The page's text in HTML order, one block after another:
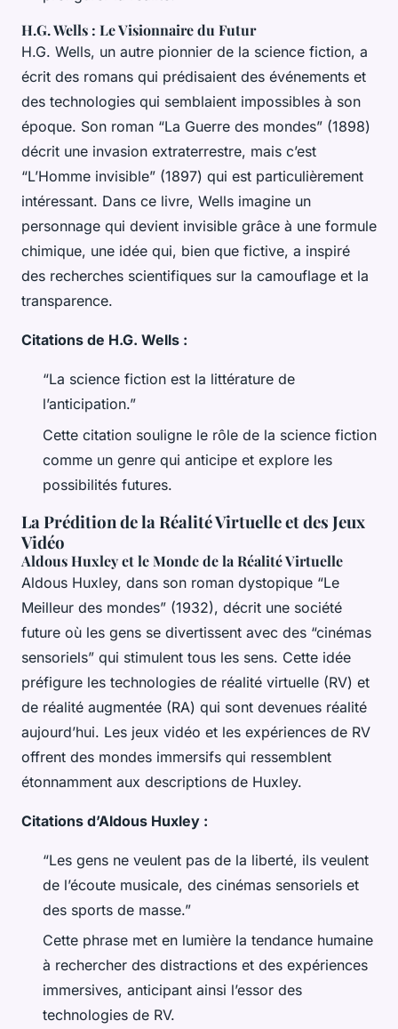
H.G. Wells : Le Visionnaire du Futur
H.G. Wells, un autre pionnier de la science fiction, a
écrit des romans qui prédisaient des événements et
des technologies qui semblaient impossibles à son
époque. Son roman “La Guerre des mondes” (1898)
décrit une invasion extraterrestre, mais c’est
“L’Homme invisible” (1897) qui est particulièrement
intéressant. Dans ce livre, Wells imagine un
personnage qui devient invisible grâce à une formule
chimique, une idée qui, bien que fictive, a inspiré
des recherches scientifiques sur la camouflage et la
transparence.
Citations de H.G. Wells :
“La science fiction est la littérature de
l’anticipation.”
Cette citation souligne le rôle de la science fiction
comme un genre qui anticipe et explore les
possibilités futures.
La Prédition de la Réalité Virtuelle et des Jeux
Vidéo
Aldous Huxley et le Monde de la Réalité Virtuelle
Aldous Huxley, dans son roman dystopique “Le
Meilleur des mondes” (1932), décrit une société
future où les gens se divertissent avec des “cinémas
sensoriels” qui stimulent tous les sens. Cette idée
préfigure les technologies de réalité virtuelle (RV) et
de réalité augmentée (RA) qui sont devenues réalité
aujourd’hui. Les jeux vidéo et les expériences de RV
offrent des mondes immersifs qui ressemblent
étonnamment aux descriptions de Huxley.
Citations d’Aldous Huxley :
“Les gens ne veulent pas de la liberté, ils veulent
de l’écoute musicale, des cinémas sensoriels et
des sports de masse.”
Cette phrase met en lumière la tendance humaine
à rechercher des distractions et des expériences
immersives, anticipant ainsi l’essor des
technologies de RV.